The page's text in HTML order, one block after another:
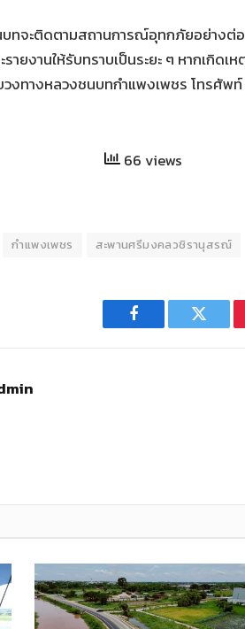
ทจะติดตามสถานการณ์อุทกภัยอย่างต่อ
ายงานให้รับทราบเป็นระยะ ๆ หากเกิด
งทางหลวงชนบทกำแพงเพชร โทรศัพ
66 views
กำแพงเพชร สะพานศรีมงคลวชิรานุสรณ์
Facebook Twitter